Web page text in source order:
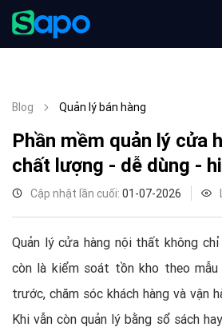
Blog Quản lý bán hàng
Phần mềm quản lý cửa
chất lượng - dễ dùng -
Cập nhật lần cuối: 01-07-2026
Quản lý cửa hàng nội thất không
còn là kiểm soát tồn kho theo
trước, chăm sóc khách hàng và vận
Khi vẫn còn quản lý bằng sổ sách